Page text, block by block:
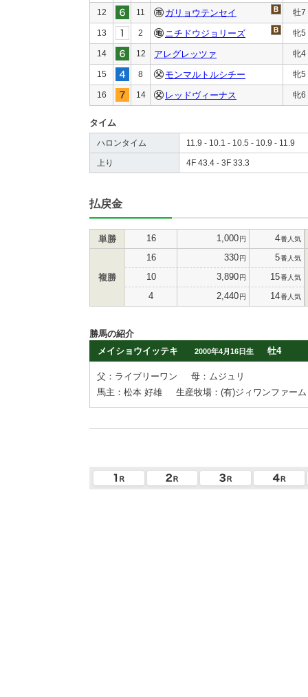
12 11 ガリョウテンセイ 牡7
13 2 ニチドウジョリーズ 牝5
14 12 アレグレッツァ 牝4
15 8 モンマルトルシチー 牝5
16 14 レッドヴィーナス 牝6
タイム
ハロンタイム 11.9 - 10.1 - 10.5 - 10.9 - 11.9
上り 4F 43.4 - 3F 33.3
払戻金
単勝 16 1,000円 4番人気
複勝
16 330円 5番人気
10 3,890円 15番人気
4 2,440円 14番人気
勝馬の紹介
メイショウイッテキ
2000年4月16日生 牡4
父：ライブリーワン
母：ムジュリ
馬主：松本 好雄
生産牧場：(有)ジィワンファーム